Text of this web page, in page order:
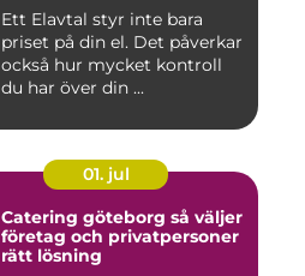
Ett Elavtal styr inte bara
priset på din el. Det påverkar
också hur mycket kontroll
du har över din ...
01. jul
Catering göteborg så väljer
företag och privatpersoner
rätt lösning